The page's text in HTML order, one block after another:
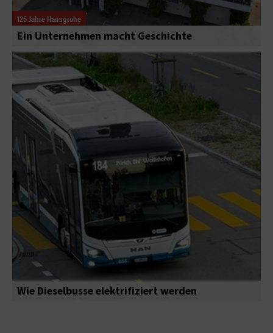
125 Jahre Hansgrohe
Ein Unternehmen macht Geschichte
Wie Dieselbusse elektrifiziert werden